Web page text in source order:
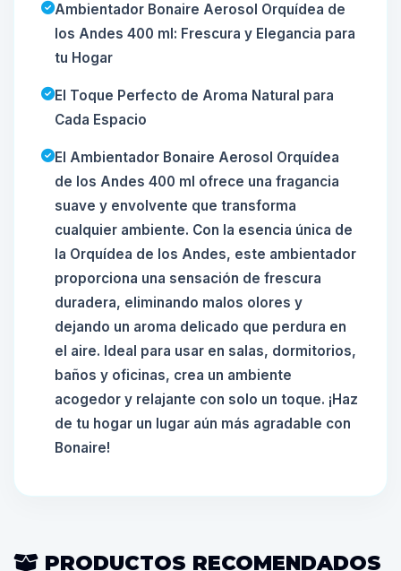
Ambientador Bonaire Aerosol Orquídea de
los Andes 400 ml: Frescura y Elegancia para
tu Hogar
El Toque Perfecto de Aroma Natural para
Cada Espacio
El Ambientador Bonaire Aerosol Orquídea
de los Andes 400 ml ofrece una fragancia
suave y envolvente que transforma
cualquier ambiente. Con la esencia única de
la Orquídea de los Andes, este ambientador
proporciona una sensación de frescura
duradera, eliminando malos olores y
dejando un aroma delicado que perdura en
el aire. Ideal para usar en salas, dormitorios,
baños y oficinas, crea un ambiente
acogedor y relajante con solo un toque. ¡Haz
de tu hogar un lugar aún más agradable con
Bonaire!
PRODUCTOS RECOMENDADOS